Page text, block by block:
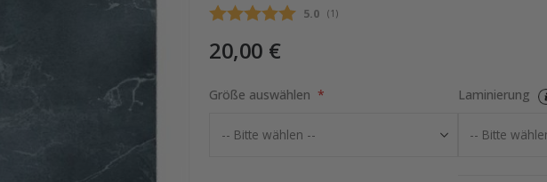
Durchschnittliche Bewertung:
5.0 (abgegebene bewertungen:
1 )
20,00 €
Größe auswählen Laminierung